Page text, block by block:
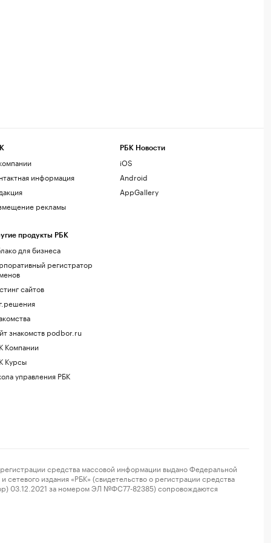
информация
рекламы
продукты РБК
для бизнеса
регистратор
сайтов
знакомств podbor.ru
Компании
Курсы
управления РБК
РБК Новости
iOS
Android
AppGallery
средства массовой информации выдано Федеральной
издания «РБК» (свидетельство о регистрации средства
03.12.2021 за номером ЭЛ №ФС77-82385) сопровождаются